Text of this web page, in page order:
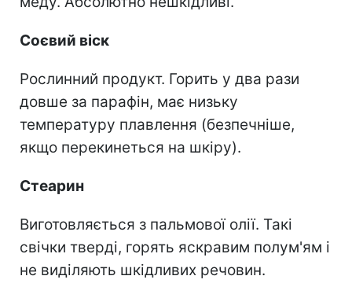
Соєвий віск
Рослинний продукт. Горить у два рази
довше за парафін, має низьку
температуру плавлення (безпечніше,
якщо перекинеться на шкіру).
Стеарин
Виготовляється з пальмової олії. Такі
свічки тверді, горять яскравим полум'ям і
не виділяють шкідливих речовин.